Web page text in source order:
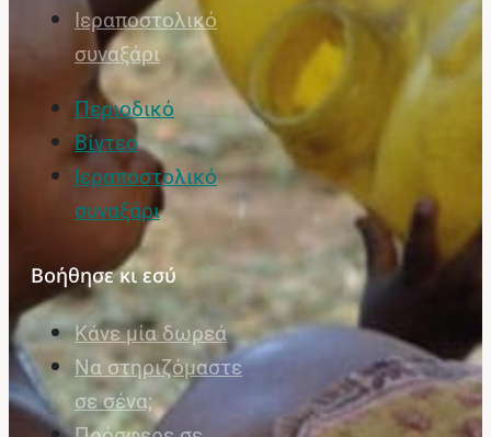
Ιεραποστολικό
συναξάρι
Περιοδικό
Βίντεο
Ιεραποστολικό
συναξάρι
Βοήθησε κι εσύ
Κάνε μία δωρεά
Να στηριζόμαστε
σε σένα;